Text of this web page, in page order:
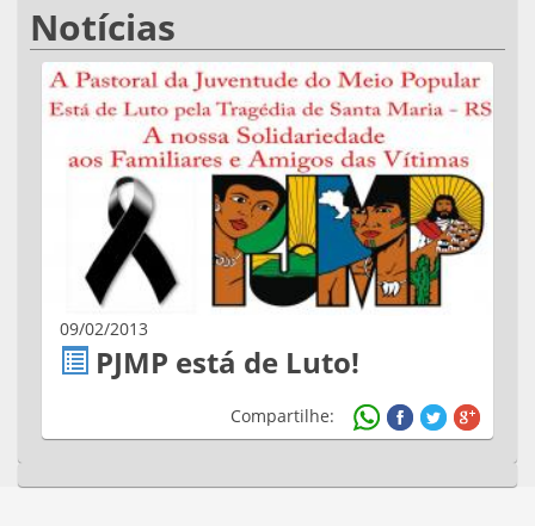
Notícias
09/02/2013
PJMP está de Luto!
Compartilhe: